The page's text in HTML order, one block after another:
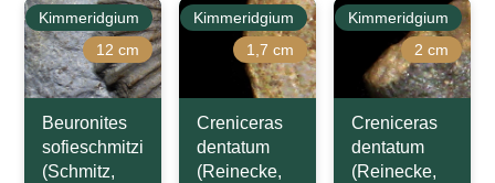
Kimmeridgium
12 cm
Beuronites
sofieschmitzi
(Schmitz,
Kimmeridgium
1,7 cm
Creniceras
dentatum
(Reinecke,
Kimmeridgium
2 cm
Creniceras
dentatum
(Reinecke,